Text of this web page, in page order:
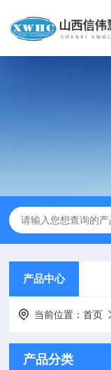
产品中心
当前位置：首页
产品分类